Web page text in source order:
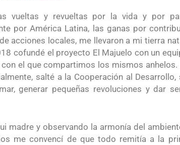
vueltas y revueltas por la vida y por
por América Latina, las ganas por
acciones locales, me llevaron a mi tierra
cofundé el proyecto El Majuelo con un
el que compartimos los mismos
salté a la Cooperación al
generar pequeñas revoluciones y dar
madre y observando la armonía del
me convencí de que todo remitía a la